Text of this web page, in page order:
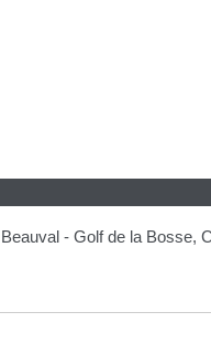
- Golf de la Bosse,